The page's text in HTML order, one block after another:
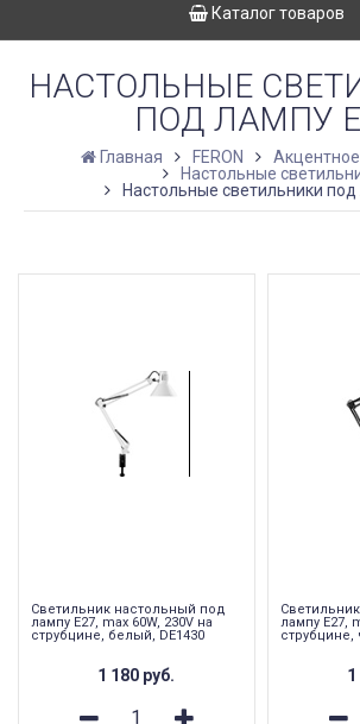
Каталог товаров
НАСТОЛЬНЫЕ
ПОД ЛАМПУ
Главная FERON
Настольные
Настольные светильники под
Светильник настольный под
лампу E27, max 60W, 230V на
струбцине, белый, DE1430
1 180 руб.
лампу E27,
струбцине,
1